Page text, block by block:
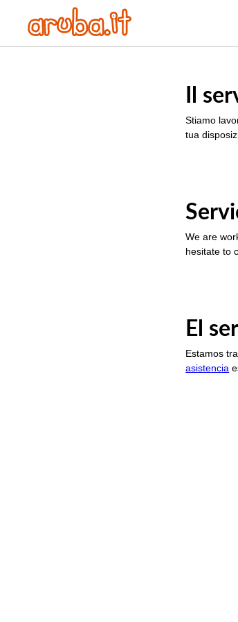
Il
Stiamo
tua
We are
hesitate to
El
Estamos
asistencia